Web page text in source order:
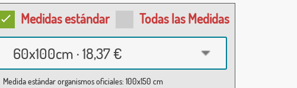
Medidas estándar Todas las Medidas
60x100cm · 18,37 €
Medida estándar organismos oficiales: 100x150 cm